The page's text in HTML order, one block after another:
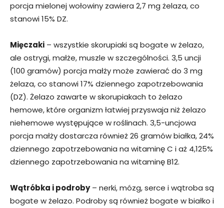
porcja mielonej wołowiny zawiera 2,7 mg żelaza, co
stanowi 15% DZ.
Mięczaki – wszystkie skorupiaki są bogate w żelazo,
ale ostrygi, małże, muszle w szczególności. 3,5 uncji
(100 gramów) porcja małży może zawierać do 3 mg
żelaza, co stanowi 17% dziennego zapotrzebowania
(DZ). Żelazo zawarte w skorupiakach to żelazo
hemowe, które organizm łatwiej przyswaja niż żelazo
niehemowe występujące w roślinach. 3,5-uncjowa
porcja małży dostarcza również 26 gramów białka, 24%
dziennego zapotrzebowania na witaminę C i aż 4,125%
dziennego zapotrzebowania na witaminę B12.
Wątróbka i podroby– nerki, mózg, serce i wątroba są
bogate w żelazo. Podroby są również bogate w białko i